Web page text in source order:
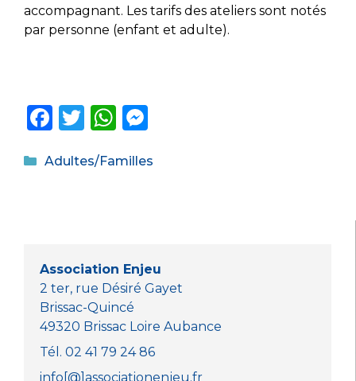
accompagnant. Les tarifs des ateliers sont notés
par personne (enfant et adulte).
F
c
o
k
T
it
W
a
p
ss
er
Catégories
Adultes/Familles
Association Enjeu
2 ter, rue Désiré Gayet
Brissac-Quincé
49320 Brissac Loire Aubance
Tél. 02 41 79 24 86
info[@]associationenjeu.fr